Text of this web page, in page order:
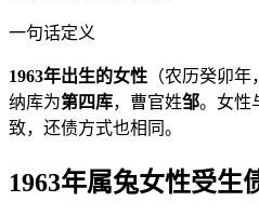
一句话定义
1963年出生的女性 （农历癸卯
纳库为第四库，曹官姓邹。女性
致，还债方式也相同。
1963年属兔女性受生